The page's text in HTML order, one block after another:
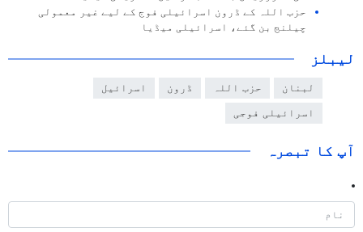
حزب اللہ کے ڈرون اسرائیلی فوج کے لیے غیر معمولی
چیلنج بن گئے، اسرائیلی میڈیا
لیبلز
لبنان حزب اللہ ڈرون اسرائیل
اسرائیلی فوجی
آپ کا تبصرہ